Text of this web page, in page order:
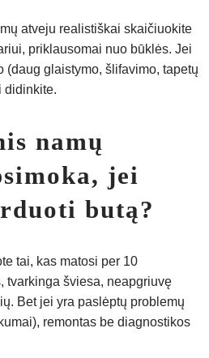
atveju realistiškai skaičiuokite
priklausomai nuo būklės. Jei
(daug glaistymo, šlifavimo, tapetų
didinkite.
namų
jei
butą?
tai, kas matosi per 10
tvarkinga šviesa, neapgriuvę
Bet jei yra paslėptų problemų
remontas be diagnostikos